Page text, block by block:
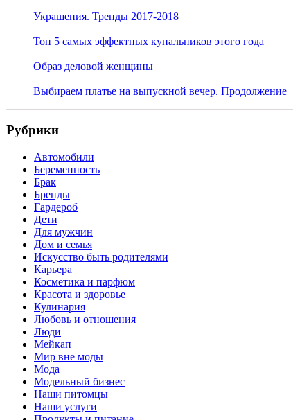
Украшения. Тренды 2017-2018
Топ 5 самых эффектных купальников этого года
Образ деловой женщины
Выбираем платье на выпускной вечер. Продолжение
Рубрики
Автомобили
Беременность
Брак
Бренды
Гардероб
Дети
Для мужчин
Дом и семья
Искусство быть родителями
Карьера
Косметика и парфюм
Красота и здоровье
Кулинария
Любовь и отношения
Люди
Мейкап
Мир вне моды
Мода
Модельный бизнес
Наши питомцы
Наши услуги